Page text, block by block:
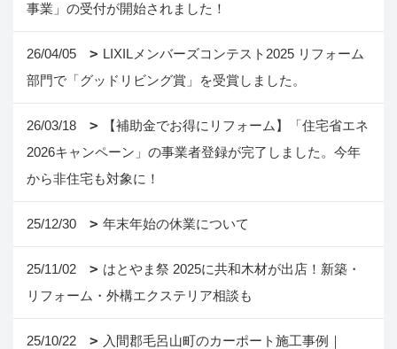
事業」の受付が開始されました！
26/04/05
LIXILメンバーズコンテスト2025 リフォーム
部門で「グッドリビング賞」を受賞しました。
26/03/18
【補助金でお得にリフォーム】「住宅省エネ
2026キャンペーン」の事業者登録が完了しました。今年
から非住宅も対象に！
25/12/30 年末年始の休業について
25/11/02
はとやま祭 2025に共和木材が出店！新築・
リフォーム・外構エクステリア相談も
25/10/22
入間郡毛呂山町のカーポート施工事例｜